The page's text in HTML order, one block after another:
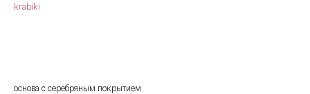
krabiki
основа с серебряным покрытием